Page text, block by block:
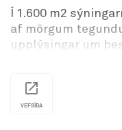
Í 1.600 m2
af mörgum
upplýsingar um
VEFSÍÐA